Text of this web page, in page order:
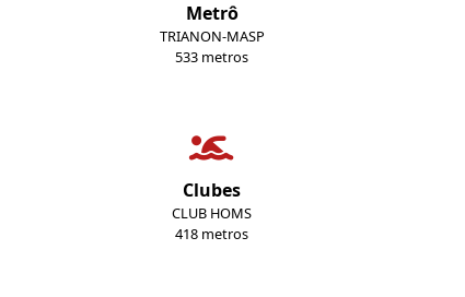
Metrô
TRIANON-MASP
533 metros
Clubes
CLUB HOMS
418 metros